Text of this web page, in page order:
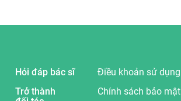
Hỏi đáp bác sĩ
Trở thành
Điều khoản sử dụng
Chính sách bảo mật